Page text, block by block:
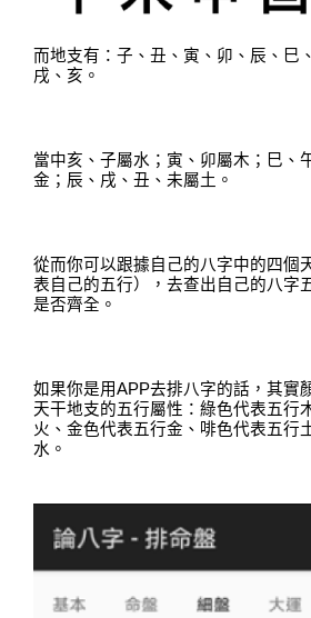
而地支有：子 、 丑 、 寅 、 卯 、 辰 、 巳 、
戌 、 亥 。
當中亥 、 子屬水；寅 、 卯屬木 ； 巳 、
金；辰 、 戌 、 丑 、 未屬土 。
從而你可以跟據自己的八字中的四個
表自己的五行），去查出自己的八字
是否齊全。
如果你是用APP去排八字的話 ， 其實
天干地支的五行屬性：綠色代表五行
火 、 金色代表五行金 、 啡色代表五行
水 。